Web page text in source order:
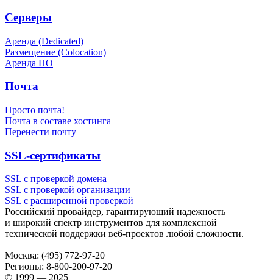
Серверы
Аренда (Dedicated)
Размещение (Colocation)
Аренда ПО
Почта
Просто почта!
Почта в составе хостинга
Перенести почту
SSL-сертификаты
SSL с проверкой домена
SSL с проверкой организации
SSL с расширенной проверкой
Российский провайдер, гарантирующий надежность
и широкий спектр инструментов для комплексной
технической поддержки веб-проектов любой сложности.
Москва: (495) 772-97-20
Регионы: 8-800-200-97-20
© 1999 — 2025